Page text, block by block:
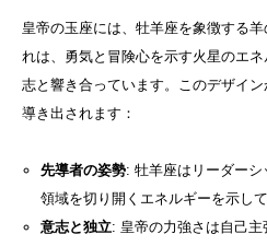
皇帝の玉座には、牡羊座を象徴する
れは、勇気と冒険心を示す火星のエ
志と響き合っています。このデザイ
導き出されます：
先導者の姿勢: 牡羊座はリーダー
領域を切り開くエネルギーを示して
意志と独立: 皇帝の力強さは自己主